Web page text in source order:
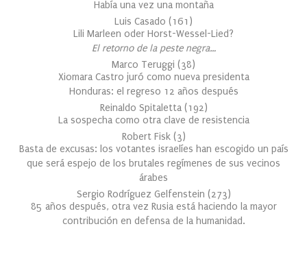
Había una vez una montaña
Luis Casado (161 )
Lili Marleen oder Horst-Wessel-Lied?
El retorno de la peste negra…
Marco Teruggi (38)
Xiomara Castro juró como nueva presidenta
Honduras: el regreso 12 años después
Reinaldo Spitaletta (192)
La sospecha como otra clave de resistencia
Robert Fisk (3)
Basta de excusas: los votantes israelíes han escogido un país
que será espejo de los brutales regímenes de sus vecinos
árabes
Sergio Rodríguez Gelfenstein (273)
85 años después, otra vez Rusia está haciendo la mayor
contribución en defensa de la humanidad.